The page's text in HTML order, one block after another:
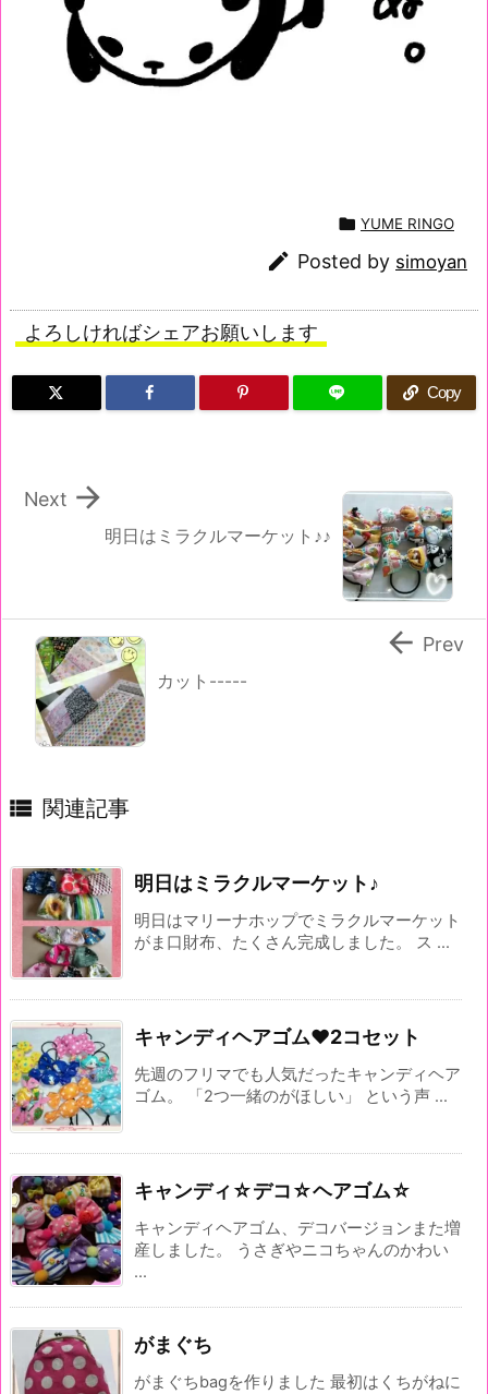
 YUME RINGO
 Posted by simoyan
よろしければシェアお願いします
Copy
明日はミラクルマーケット♪♪

Next
カット-----
 Prev
 関連記事
明日はミラクルマーケット♪
明日はマリーナホップでミラクルマーケット
がま口財布、たくさん完成しました。 ス ...
キャンディヘアゴム♥2コセット
先週のフリマでも人気だったキャンディヘア
ゴム。 「2つ一緒のがほしい」 という声 ...
キャンディ☆デコ☆ヘアゴム☆
キャンディヘアゴム、デコバージョンまた増
産しました。 うさぎやニコちゃんのかわい
...
がまぐち
がまぐちbagを作りました 最初はくちがねに